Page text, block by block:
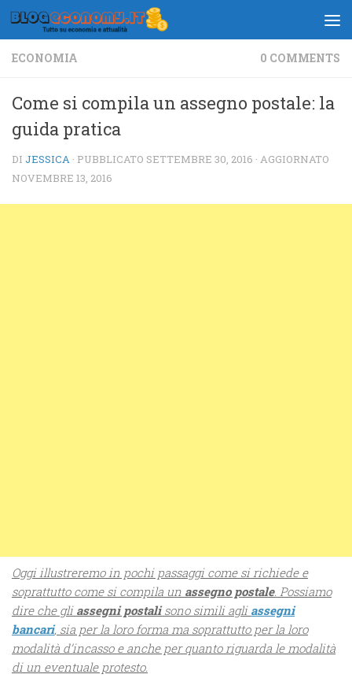
Salta al contenuto
ECONOMIA 0 COMMENTS
Come si compila un assegno postale: la
guida pratica
DI JESSICA · PUBBLICATO SETTEMBRE 30, 2016 · AGGIORNATO
NOVEMBRE 13, 2016
Oggi illustreremo in pochi passaggi come si richiede e
soprattutto come si compila un assegno postale. Possiamo
dire che gli assegni postalisono simili agli assegni
bancari, sia per la loro forma ma soprattutto per la loro
modalità d’incasso e anche per quanto riguarda le modalità
di un eventuale protesto.